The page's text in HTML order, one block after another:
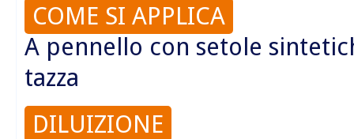
COME SI APPLICA
A pennello con setole
tazza
DILUIZIONE